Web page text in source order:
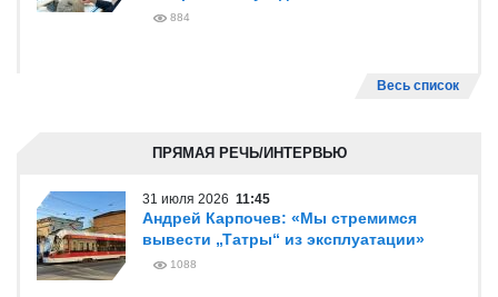
884
Весь список
ПРЯМАЯ РЕЧЬ/ИНТЕРВЬЮ
31 июля 2026 11:45
Андрей Карпочев: «Мы стремимся
вывести „Татры“ из эксплуатации»
1088